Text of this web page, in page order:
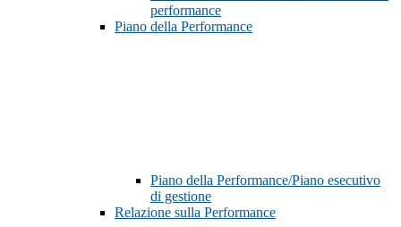
performance
Piano della Performance
Piano della Performance/Piano esecutivo
di gestione
Relazione sulla Performance